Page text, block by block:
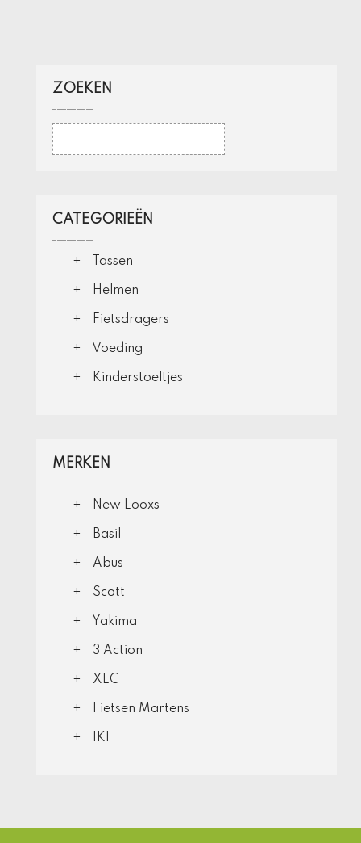
ZOEKEN
CATEGORIEËN
Tassen
Helmen
Fietsdragers
Voeding
Kinderstoeltjes
MERKEN
New Looxs
Basil
Abus
Scott
Yakima
3 Action
XLC
Fietsen Martens
IKI